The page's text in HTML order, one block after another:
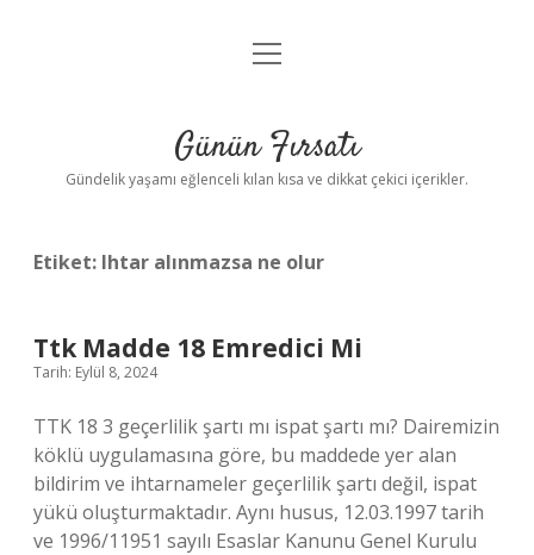
Anasayfa
Yasal Uyarı
menüyü
Günün Fırsatı
Gündelik yaşamı eğlenceli kılan kısa ve dikkat çekici içerikler.
Etiket: Ihtar alınmazsa ne olur
Ttk Madde 18 Emredici Mi
Tarih: Eylül 8, 2024
TTK 18 3 geçerlilik şartı mı ispat şartı mı? Dairemizin
köklü uygulamasına göre, bu maddede yer alan
bildirim ve ihtarnameler geçerlilik şartı değil, ispat
yükü oluşturmaktadır. Aynı husus, 12.03.1997 tarih
ve 1996/11951 sayılı Esaslar Kanunu Genel Kurulu